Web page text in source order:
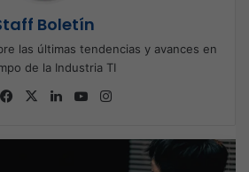
Boletín
las últimas tendencias y avances en
de la Industria TI
Sitio
Facebook
X LinkedInYouTube